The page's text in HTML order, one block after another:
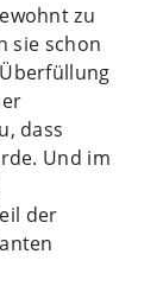
zu
sie schon
dass
Und im
der